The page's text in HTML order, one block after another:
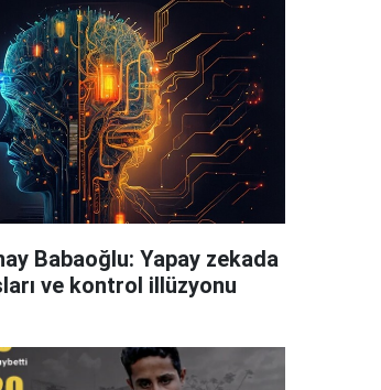
Babaoğlu: Yapay zekada
ve kontrol illüzyonu